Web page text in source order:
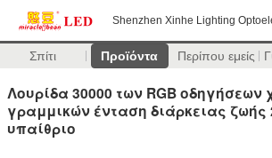
Shenzhen Xinhe Lighting
Σπίτι Προϊόντα Περίπου εμείς
Λουρίδα 30000 των RGB οδηγήσεων
γραμμικών ένταση διάρκειας ζωής
υπαίθριο